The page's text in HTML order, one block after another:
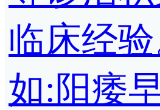
临床经
如:阳痿